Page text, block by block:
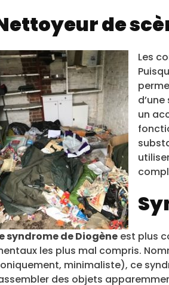
de
Les
un
syndrome de Diogène est plus
les plus mal compris.
minimaliste), ce
des objets